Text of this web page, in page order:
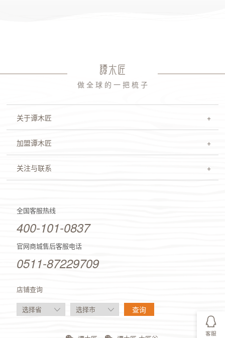
客服
做 全 球 的 一 把 梳 子
关于谭木匠
加盟谭木匠
关注与联系
全国客服热线
400-101-0837
官网商城售后客服电话
0511-87229709
店铺查询